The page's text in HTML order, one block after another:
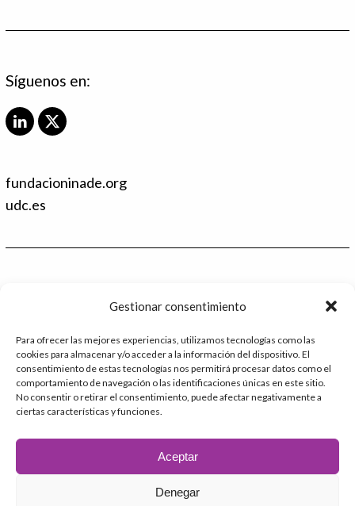
Gestionar consentimiento
Para ofrecer las mejores experiencias, utilizamos tecnologías como las
cookies para almacenar y/o acceder a la información del dispositivo. El
consentimiento de estas tecnologías nos permitirá procesar datos como el
comportamiento de navegación o las identificaciones únicas en este sitio.
No consentir o retirar el consentimiento, puede afectar negativamente a
ciertas características y funciones.
Aceptar
Denegar
Síguenos en:
L
e
d
X
t
fundacioninade.org
udc.es
986 48 52 28 - Ext.2
administracion@catedrafundacioninade.org
Universidade da Coruña - Facultad de Derecho
Campus Elviña s/n
15071 – A Coruña